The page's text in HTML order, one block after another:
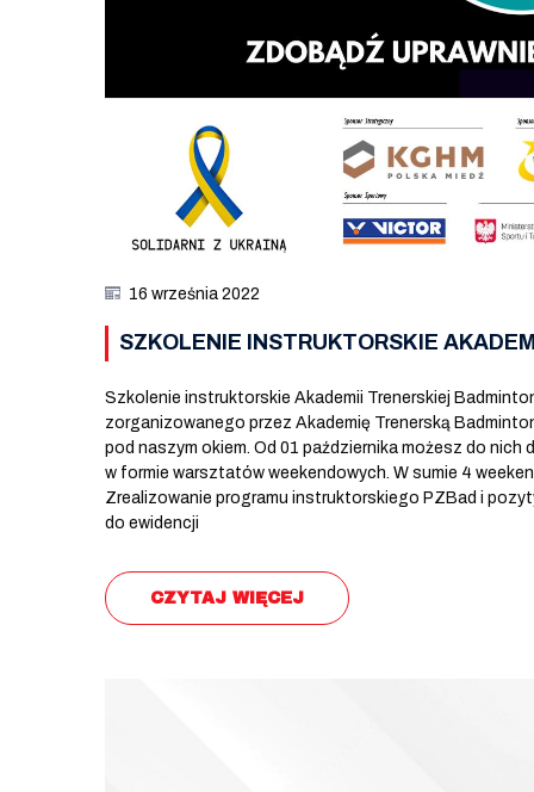
16 września 2022
SZKOLENIE INSTRUKTORSKIE
Szkolenie instruktorskie Akademii Trenerskiej
zorganizowanego przez Akademię Trenerską
pod naszym okiem. Od 01 października możesz do
w formie warsztatów weekendowych. W sumie 4
Zrealizowanie programu instruktorskiego PZBad i
do ewidencji
CZYTAJ WIĘCEJ